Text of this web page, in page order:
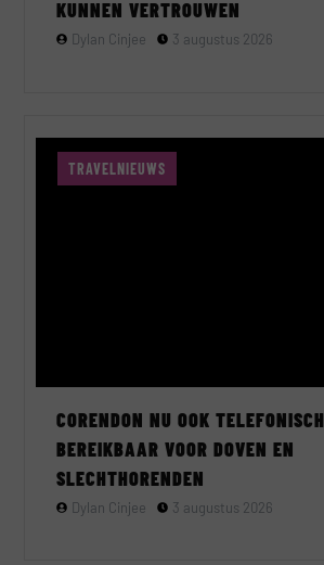
KUNNEN VERTROUWEN
Dylan Cinjee 3 augustus 2026
TRAVELNIEUWS
CORENDON NU OOK TELEFONISCH
BEREIKBAAR VOOR DOVEN EN
SLECHTHORENDEN
Dylan Cinjee 3 augustus 2026